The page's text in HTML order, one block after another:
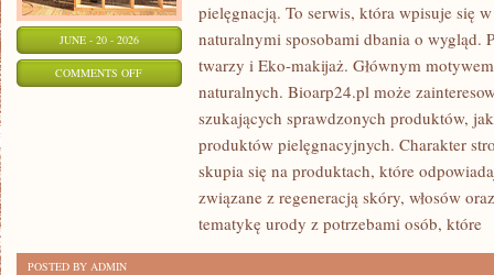
JUNE - 20 - 2026
COMMENTS OFFON
KOSMETYKI
pielęgnacją. To serwis, która wpisuje się
naturalnymi sposobami dbania o wygląd.
twarzy i Eko-makijaż. Głównym
naturalnych. Bioarp24.pl może
szukających sprawdzonych produktów,
produktów pielęgnacyjnych. Charakter
skupia się na produktach, które
związane z regeneracją skóry, włosów
tematykę urody z potrzebami osób, które
POSTED BY ADMIN